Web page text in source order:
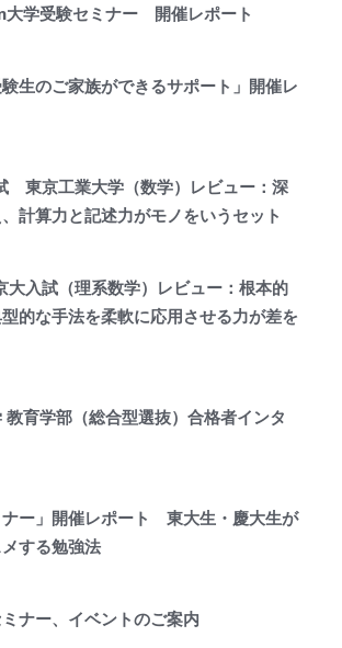
学受験セミナー 開催レポート
生のご家族ができるサポート」開催レ
東京工業大学（数学）レビュー：深
計算力と記述力がモノをいうセット
入試（理系数学）レビュー：根本的
的な手法を柔軟に応用させる力が差を
教育学部（総合型選抜）合格者インタ
ナー」開催レポート 東大生・慶大生が
する勉強法
ナー、イベントのご案内